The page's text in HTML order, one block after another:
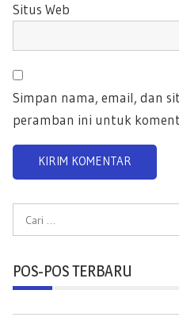
Situs Web
Simpan nama, email, dan
peramban ini untuk
a
POS-POS TERBARU